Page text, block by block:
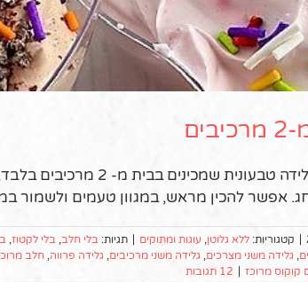
מתכון קל ומהיר הכנה
אפשר להכין מראש, במגוון טעמים ולשמור
קטגוריות: ללא גלוטן, עוגות ומתוקים תגיות: בלי חלב, בלי לקטוז,
, גלידה משני מצרכים, גלידה משני מרכיבים, גלידה פרווה, חלב
קוקוס מרוכז 12 תגובות